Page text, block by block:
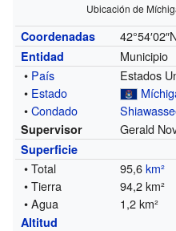
Ubicación de
Coordenadas
Entidad
Municipio
• País
Estados
• Estado
•Condado
Supervisor Gerald
Superficie
• Total 95,6km²
• Tierra
94,2 km²
• Agua
1,2 km²
Altitud